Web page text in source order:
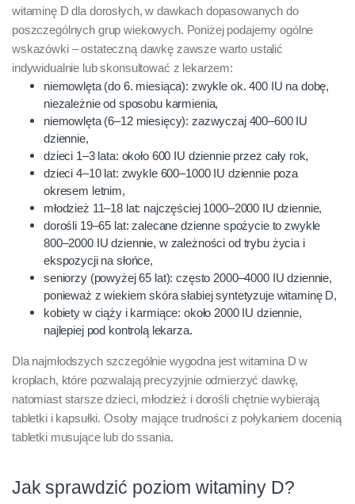
witaminę D dla dorosłych, w dawkach dopasowanych do
poszczególnych grup wiekowych. Poniżej podajemy ogólne
wskazówki – ostateczną dawkę zawsze warto ustalić
indywidualnie lub skonsultować z lekarzem:
niemowlęta (do 6. miesiąca): zwykle ok. 400 IU na dobę,
niezależnie od sposobu karmienia,
niemowlęta (6–12 miesięcy): zazwyczaj 400–600 IU
dziennie,
dzieci 1–3 lata: około 600 IU dziennie przez cały rok,
dzieci 4–10 lat: zwykle 600–1000 IU dziennie poza
okresem letnim,
młodzież 11–18 lat: najczęściej 1000–2000 IU dziennie,
dorośli 19–65 lat: zalecane dzienne spożycie to zwykle
800–2000 IU dziennie, w zależności od trybu życia i
ekspozycji na słońce,
seniorzy (powyżej 65 lat): często 2000–4000 IU dziennie,
ponieważ z wiekiem skóra słabiej syntetyzuje witaminę D,
kobiety w ciąży i karmiące: około 2000 IU dziennie,
najlepiej pod kontrolą lekarza.
Dla najmłodszych szczególnie wygodna jest witamina D w
kroplach, które pozwalają precyzyjnie odmierzyć dawkę,
natomiast starsze dzieci, młodzież i dorośli chętnie wybierają
tabletki i kapsułki. Osoby mające trudności z połykaniem docenią
tabletki musujące lub do ssania.
Jak sprawdzić poziom witaminy D?